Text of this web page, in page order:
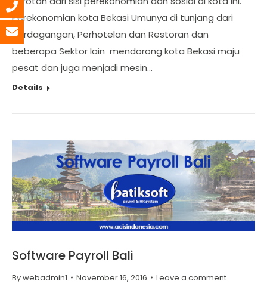
Perekonomian kota Bekasi Umunya di tunjang dari
perdagangan, Perhotelan dan Restoran dan
beberapa Sektor lain mendorong kota Bekasi maju
pesat dan juga menjadi mesin…
Details
Software Payroll Bali
Bywebadmin1 November 16, 2016 Leave a comment